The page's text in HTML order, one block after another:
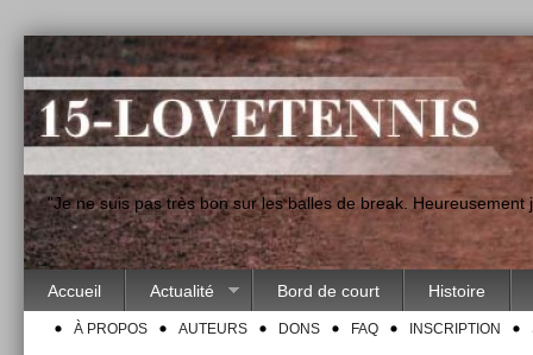
"Je ne suis pas très bon sur les balles de break.
Accueil Actualité Bord de court Histoire
À PROPOS AUTEURS DONS FAQ INSCRIPTION